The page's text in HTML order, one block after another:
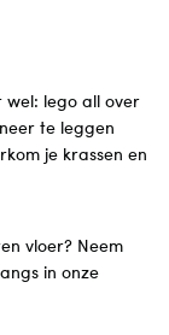
wel: lego all over
te leggen
je krassen en
vloer? Neem
in onze